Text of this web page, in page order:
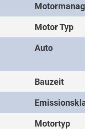
Motor Typ
Auto
Bauzeit
Motortyp